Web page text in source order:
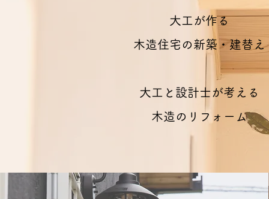
大工が作る
木造住宅の新築・建替え
大工と設計士が考える
木造のリフォーム